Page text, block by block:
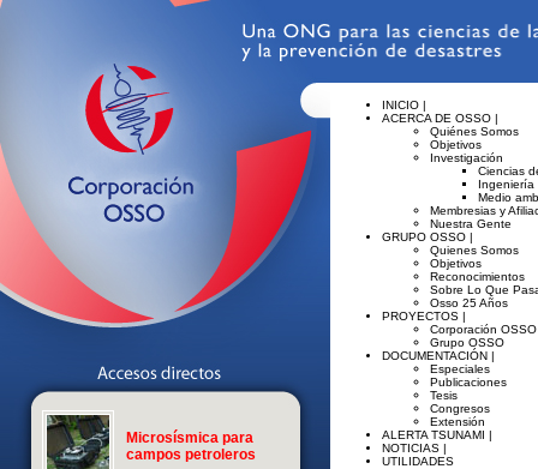
Microsísmica para
campos petroleros
INICIO |
ACERCA DE OSSO |
Quiénes Somos
Objetivos
Investigación
Ciencias
Ingeniería
Medio
Membresias y
Nuestra Gente
GRUPO OSSO |
Quienes Somos
Objetivos
Reconocimientos
Sobre Lo Que
Osso 25 Años
PROYECTOS |
Corporación OSSO
Grupo OSSO
DOCUMENTACIÓN |
Especiales
Publicaciones
Tesis
Congresos
Extensión
ALERTA TSUNAMI |
NOTICIAS |
UTILIDADES